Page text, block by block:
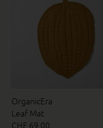
OrganicEra
Leaf Mat
CHF 69.00